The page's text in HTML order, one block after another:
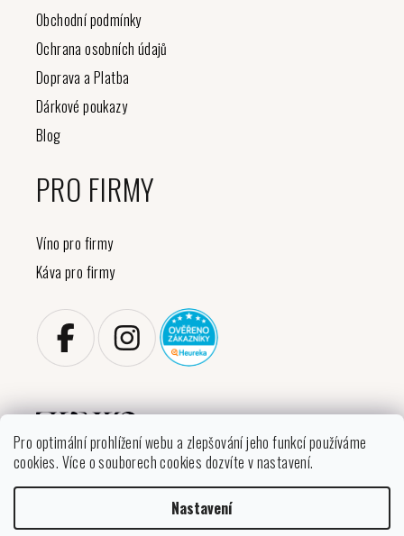
Pro optimální prohlížení webu a zlepšování jeho funkcí používáme
cookies. Více o souborech cookies dozvíte v nastavení.
Nastavení
Obchodní podmínky
Ochrana osobních údajů
Doprava a Platba
Dárkové poukazy
Blog
PRO FIRMY
Víno pro firmy
Káva pro firmy
Copyright 2026VINIKO. Všechna práva vyhrazena.
Upravit nastavení cookies